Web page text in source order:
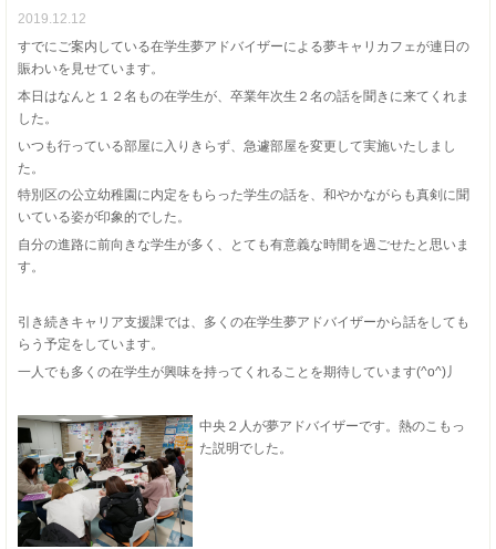
2019.12.12
すでにご案内している在学生夢アドバイザーによる夢キャリカフェが連日の
賑わいを見せています。
本日はなんと１２名もの在学生が、卒業年次生２名の話を聞きに来てくれま
した。
いつも行っている部屋に入りきらず、急遽部屋を変更して実施いたしまし
た。
特別区の公立幼稚園に内定をもらった学生の話を、和やかながらも真剣に聞
いている姿が印象的でした。
自分の進路に前向きな学生が多く、とても有意義な時間を過ごせたと思いま
す。
引き続きキャリア支援課では、多くの在学生夢アドバイザーから話をしても
らう予定をしています。
一人でも多くの在学生が興味を持ってくれることを期待しています(^o^)丿
中央２人が夢アドバイザーです。熱のこもっ
た説明でした。